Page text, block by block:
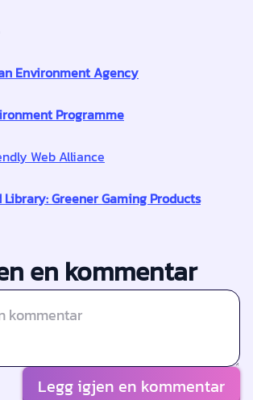
Environment Agency
Programme
Web Alliance
Library: Greener Gaming Products
en kommentar
Legg igjen en kommentar